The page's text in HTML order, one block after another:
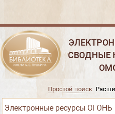
СВОДНЫЕ
Электронные ресурсы ОГОНБ
Простой поиск